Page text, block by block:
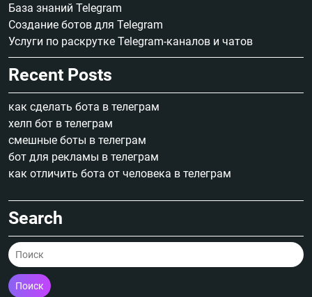
База знаний Telegram
Создание ботов для Telegram
Услуги по раскрутке Telegram-каналов и чатов
Recent Posts
как сделать бота в телеграм
хелп бот в телеграм
смешные боты в телеграм
бот для рекламы в телеграм
как отличить бота от человека в телеграм
Search
Поиск